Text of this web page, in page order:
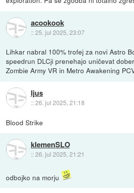
acookook
::25. jul 2025, 23:07
Lihkar nabral 100% trofej za novi Astro
speedrun DLCji prenehajo uničevat
Zombie Army VR in Metro Awakening
Ijus
::26. jul 2025, 21:18
Blood Strike
klemenSLO
::26. jul 2025, 21:21
odbojko na morju